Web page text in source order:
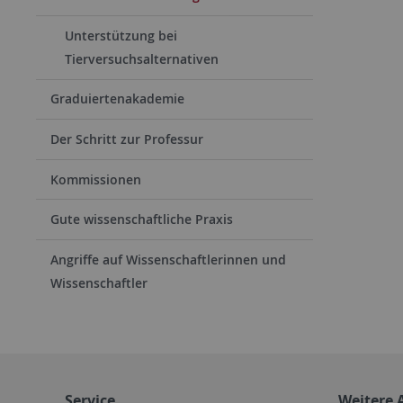
Unterstützung bei
Tierversuchsalternativen
Graduiertenakademie
Der Schritt zur Professur
Kommissionen
Gute wissenschaftliche Praxis
Angriffe auf Wissenschaftlerinnen und
Wissenschaftler